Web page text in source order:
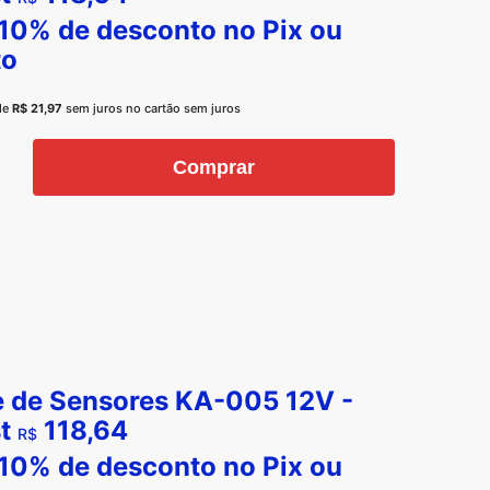
de desconto no Pix ou
R$21,97 sem juros no cartão sem juros
Comprar
de Sensores KA-005 12V -
R$118,64
de desconto no Pix ou